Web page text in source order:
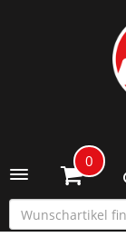
Toggle navigation
0